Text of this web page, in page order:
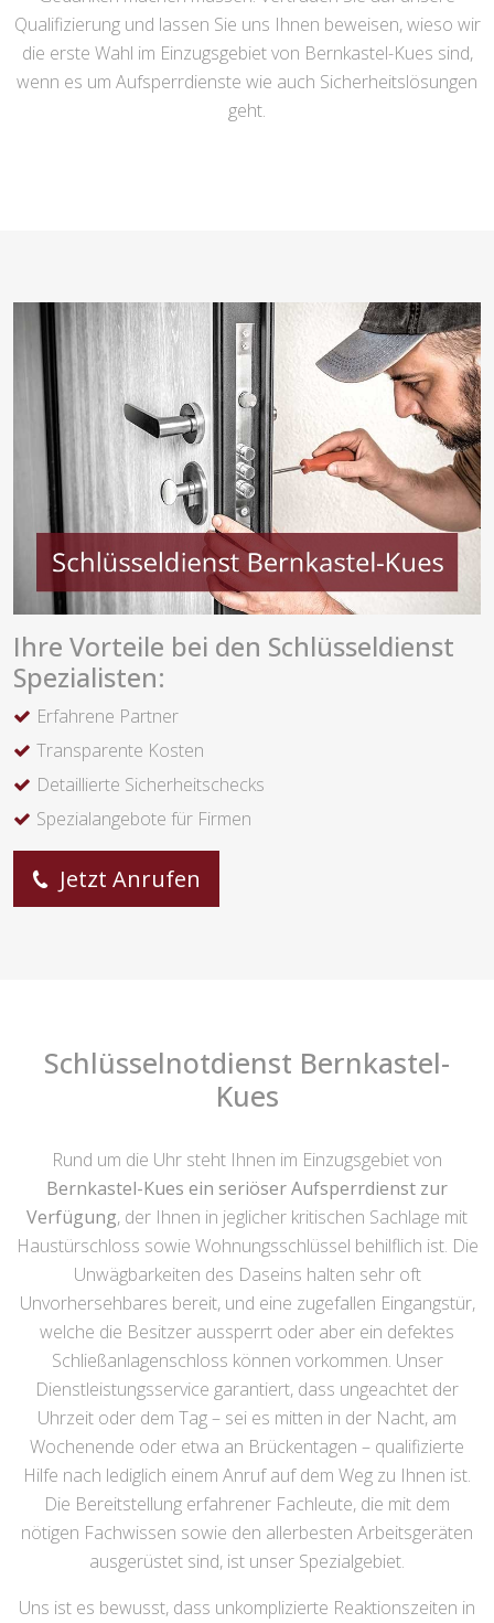
Qualifizierung und lassen Sie uns Ihnen beweisen, wieso wir
die erste Wahl im Einzugsgebiet von Bernkastel-Kues sind,
wenn es um Aufsperrdienste wie auch Sicherheitslösungen
geht.
Ihre Vorteile bei den Schlüsseldienst
Spezialisten:
Erfahrene Partner
Transparente Kosten
Detaillierte Sicherheitschecks
Spezialangebote für Firmen
Jetzt Anrufen
Schlüsselnotdienst Bernkastel-
Kues
Rund um die Uhr steht Ihnen im Einzugsgebiet von
Bernkastel-Kues ein seriöser Aufsperrdienst zur
Verfügung, der Ihnen in jeglicher kritischen Sachlage mit
Haustürschloss sowie Wohnungsschlüssel behilflich ist. Die
Unwägbarkeiten des Daseins halten sehr oft
Unvorhersehbares bereit, und eine zugefallen Eingangstür,
welche die Besitzer aussperrt oder aber ein defektes
Schließanlagenschloss können vorkommen. Unser
Dienstleistungsservice garantiert, dass ungeachtet der
Uhrzeit oder dem Tag – sei es mitten in der Nacht, am
Wochenende oder etwa an Brückentagen – qualifizierte
Hilfe nach lediglich einem Anruf auf dem Weg zu Ihnen ist.
Die Bereitstellung erfahrener Fachleute, die mit dem
nötigen Fachwissen sowie den allerbesten Arbeitsgeräten
ausgerüstet sind, ist unser Spezialgebiet.
Uns ist es bewusst, dass unkomplizierte Reaktionszeiten in